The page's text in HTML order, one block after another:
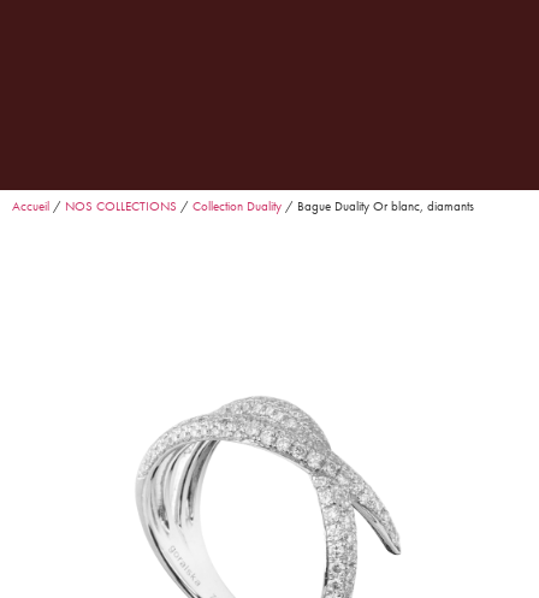
Accueil / NOS COLLECTIONS / Collection Duality / Bague Duality Or blanc, diamants